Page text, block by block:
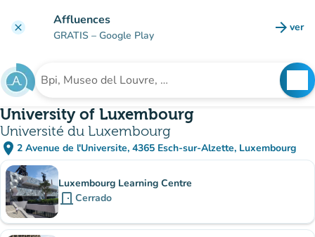
clear Affluences
GRATIS – Google Play arrow_forward ver
Buscar un establecimiento
University of Luxembourg
Université du Luxembourg
place 2 Avenue de l'Universite, 4365 Esch-sur-Alzette, Luxembourg
(abrir en Google Maps)
(nueva pestaña)
subsitio
Luxembourg Learning Centre
door_front Cerrado